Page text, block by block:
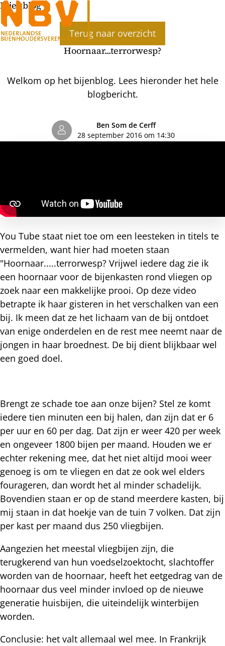
Bijenblog
Terug naar overzicht
Hoornaar...terrorwesp?
Welkom op het bijenblog. Lees hieronder het hele
blogbericht.
Ben Som de Cerff
28 september 2016 om 14:30
You Tube staat niet toe om een leesteken in titels te
vermelden, want hier had moeten staan
"Hoornaar.....terrorwesp? Vrijwel iedere dag zie ik
een hoornaar voor de bijenkasten rond vliegen op
zoek naar een makkelijke prooi. Op deze video
betrapte ik haar gisteren in het verschalken van een
bij. Ik meen dat ze het lichaam van de bij ontdoet
van enige onderdelen en de rest mee neemt naar de
jongen in haar broednest. De bij dient blijkbaar wel
een goed doel.
Brengt ze schade toe aan onze bijen? Stel ze komt
iedere tien minuten een bij halen, dan zijn dat er 6
per uur en 60 per dag. Dat zijn er weer 420 per week
en ongeveer 1800 bijen per maand. Houden we er
echter rekening mee, dat het niet altijd mooi weer
genoeg is om te vliegen en dat ze ook wel elders
fourageren, dan wordt het al minder schadelijk.
Bovendien staan er op de stand meerdere kasten, bij
mij staan in dat hoekje van de tuin 7 volken. Dat zijn
per kast per maand dus 250 vliegbijen.
Aangezien het meestal vliegbijen zijn, die
terugkerend van hun voedselzoektocht, slachtoffer
worden van de hoornaar, heeft het eetgedrag van de
hoornaar dus veel minder invloed op de nieuwe
generatie huisbijen, die uiteindelijk winterbijen
worden.
Conclusie: het valt allemaal wel mee. In Frankrijk